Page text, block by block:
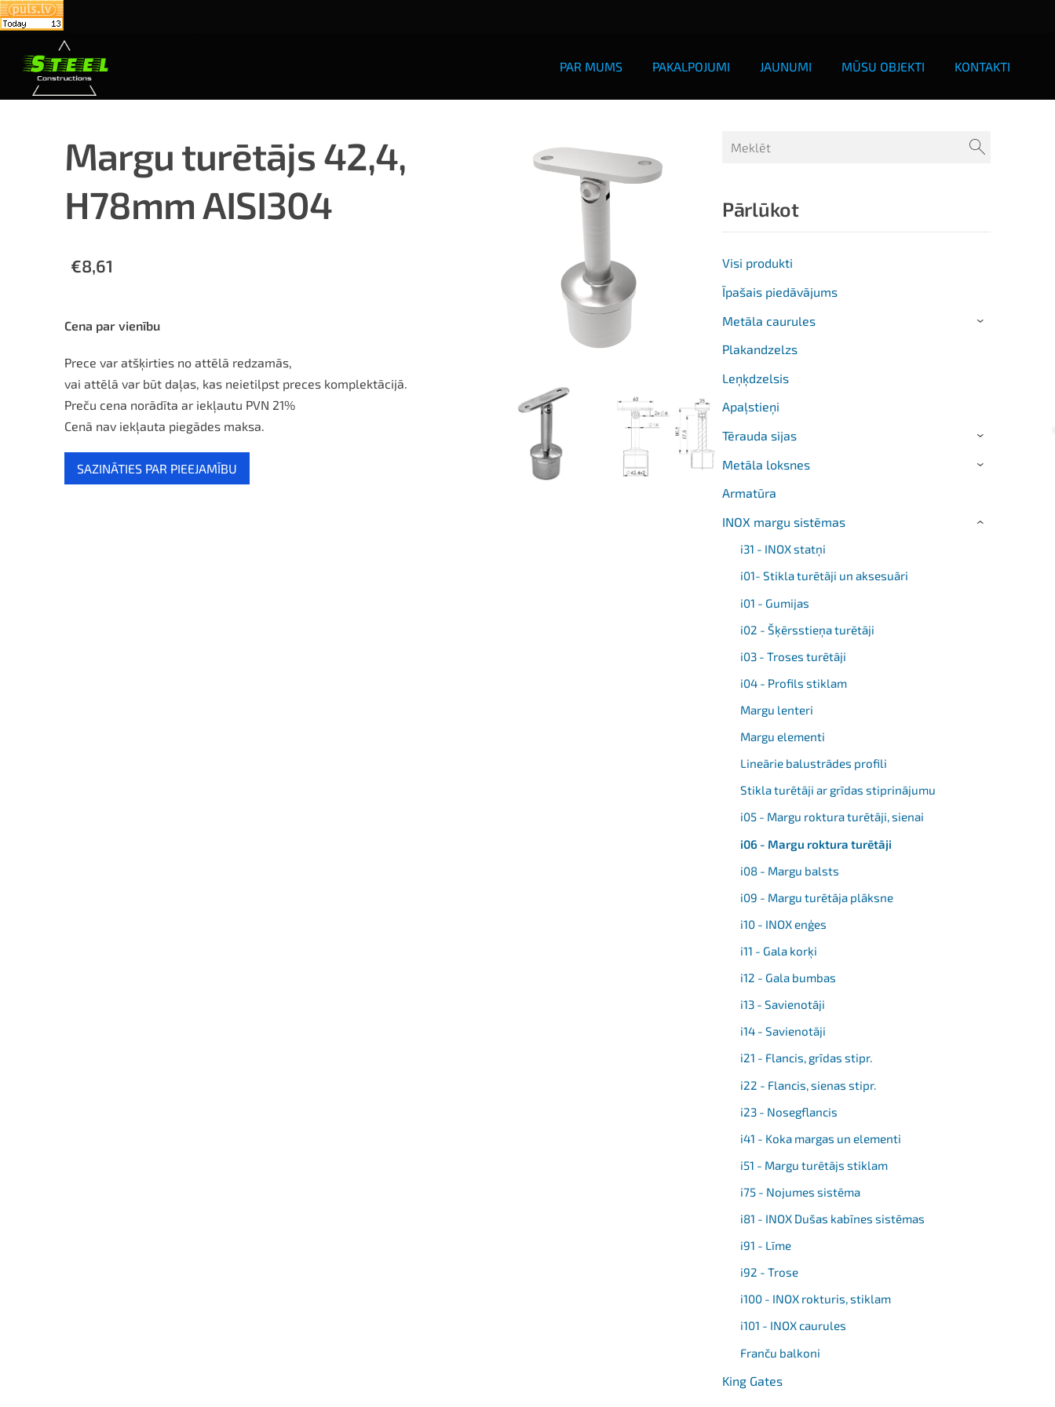
PAR MUMS PAKALPOJUMI JAUNUMI MŪSU OBJEKTI KONTAKTI
Pārlūkot
Visi produkti
Īpašais piedāvājums
Metāla caurules
›
Plakandzelzs
Leņķdzelsis
Apaļstieņi
Tērauda sijas
›
Metāla loksnes ›
Armatūra
INOX margu sistēmas
i31 - INOX statņi
i01- Stikla turētāji un aksesuāri
i01 - Gumijas
i02 - Šķērsstieņa turētāji
i03 - Troses turētāji
i04 - Profils stiklam
Margu lenteri
Margu elementi
Lineārie balustrādes profili
Stikla turētāji ar grīdas stiprinājumu
i05 - Margu roktura turētāji, sienai
i06 - Margu roktura turētāji
i08 - Margu balsts
i09 - Margu turētāja plāksne
i10 - INOX enģes
i11 - Gala korķi
i12 - Gala bumbas
i13 - Savienotāji
i14 - Savienotāji
i21 - Flancis, grīdas stipr.
i22 - Flancis, sienas stipr.
i23 - Nosegflancis
i41 - Koka margas un elementi
i51 - Margu turētājs stiklam
i75 - Nojumes sistēma
i81 - INOX Dušas kabīnes sistēmas
i91 - Līme
i92 - Trose
i100 - INOX rokturis, stiklam
i101 - INOX caurules
Franču balkoni
›
King Gates
Margu turētājs 42,4,
H78mm AISI304
€8,61
Cena par vienību
Prece var atšķirties no attēlā redzamās,
vai attēlā var būt daļas, kas neietilpst preces komplektācijā.
Preču cena norādīta ar iekļautu PVN 21%
Cenā nav iekļauta piegādes maksa.
SAZINĀTIES PAR PIEEJAMĪBU